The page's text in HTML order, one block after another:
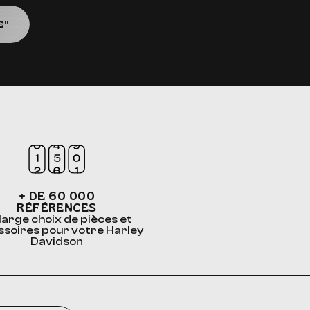
+ DE 60 000
RÉFÉRENCES
choix de pièces et
pour votre Harley
Davidson